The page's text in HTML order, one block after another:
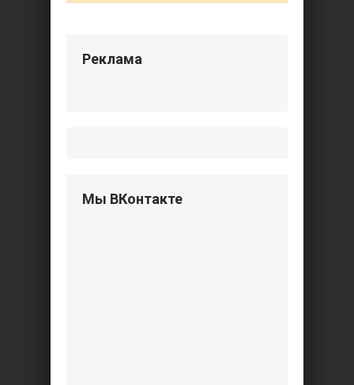
Реклама
Мы ВКонтакте